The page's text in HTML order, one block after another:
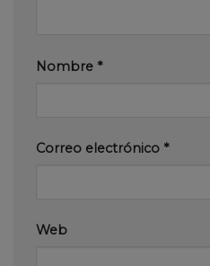
Nombre *
Correo electrónico *
Web